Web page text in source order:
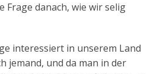
Frage danach, wie wir selig
interessiert in unserem Land
jemand, und da man in der